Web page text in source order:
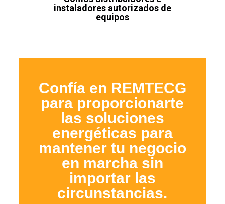
instaladores autorizados de
equipos
Confía en REMTECG
para proporcionarte
las soluciones
energéticas para
mantener tu negocio
en marcha sin
importar las
circunstancias.